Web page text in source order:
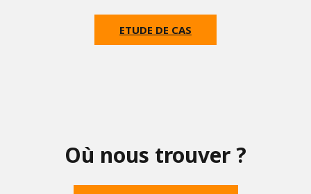
ETUDE DE CAS
Où nous trouver ?